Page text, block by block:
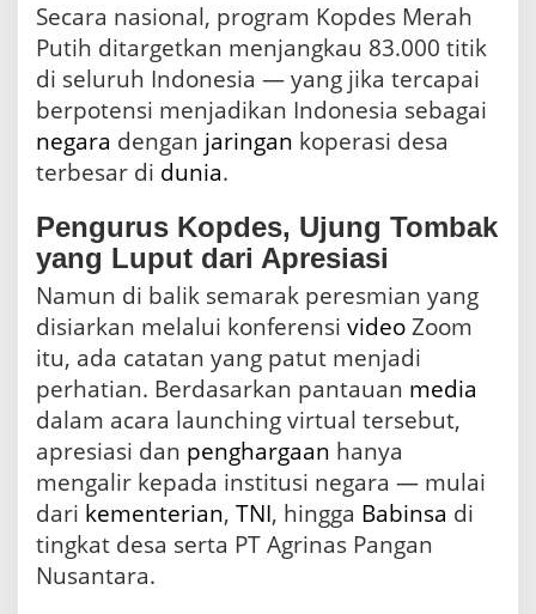
Secara nasional, program Kopdes Merah
Putih ditargetkan menjangkau 83.000 titik
di seluruh Indonesia — yang jika tercapai
berpotensi menjadikan Indonesia sebagai
negara dengan jaringan koperasi desa
terbesar di dunia.
Pengurus Kopdes, Ujung Tombak
yang Luput dari Apresiasi
Namun di balik semarak peresmian yang
disiarkan melalui konferensi videoZoom
itu, ada catatan yang patut menjadi
perhatian. Berdasarkan pantauan media
dalam acara launching virtual tersebut,
apresiasi dan penghargaan hanya
mengalir kepada institusi negara — mulai
dari kementerian, TNI, hingga Babinsa di
tingkat desa serta PT Agrinas Pangan
Nusantara.